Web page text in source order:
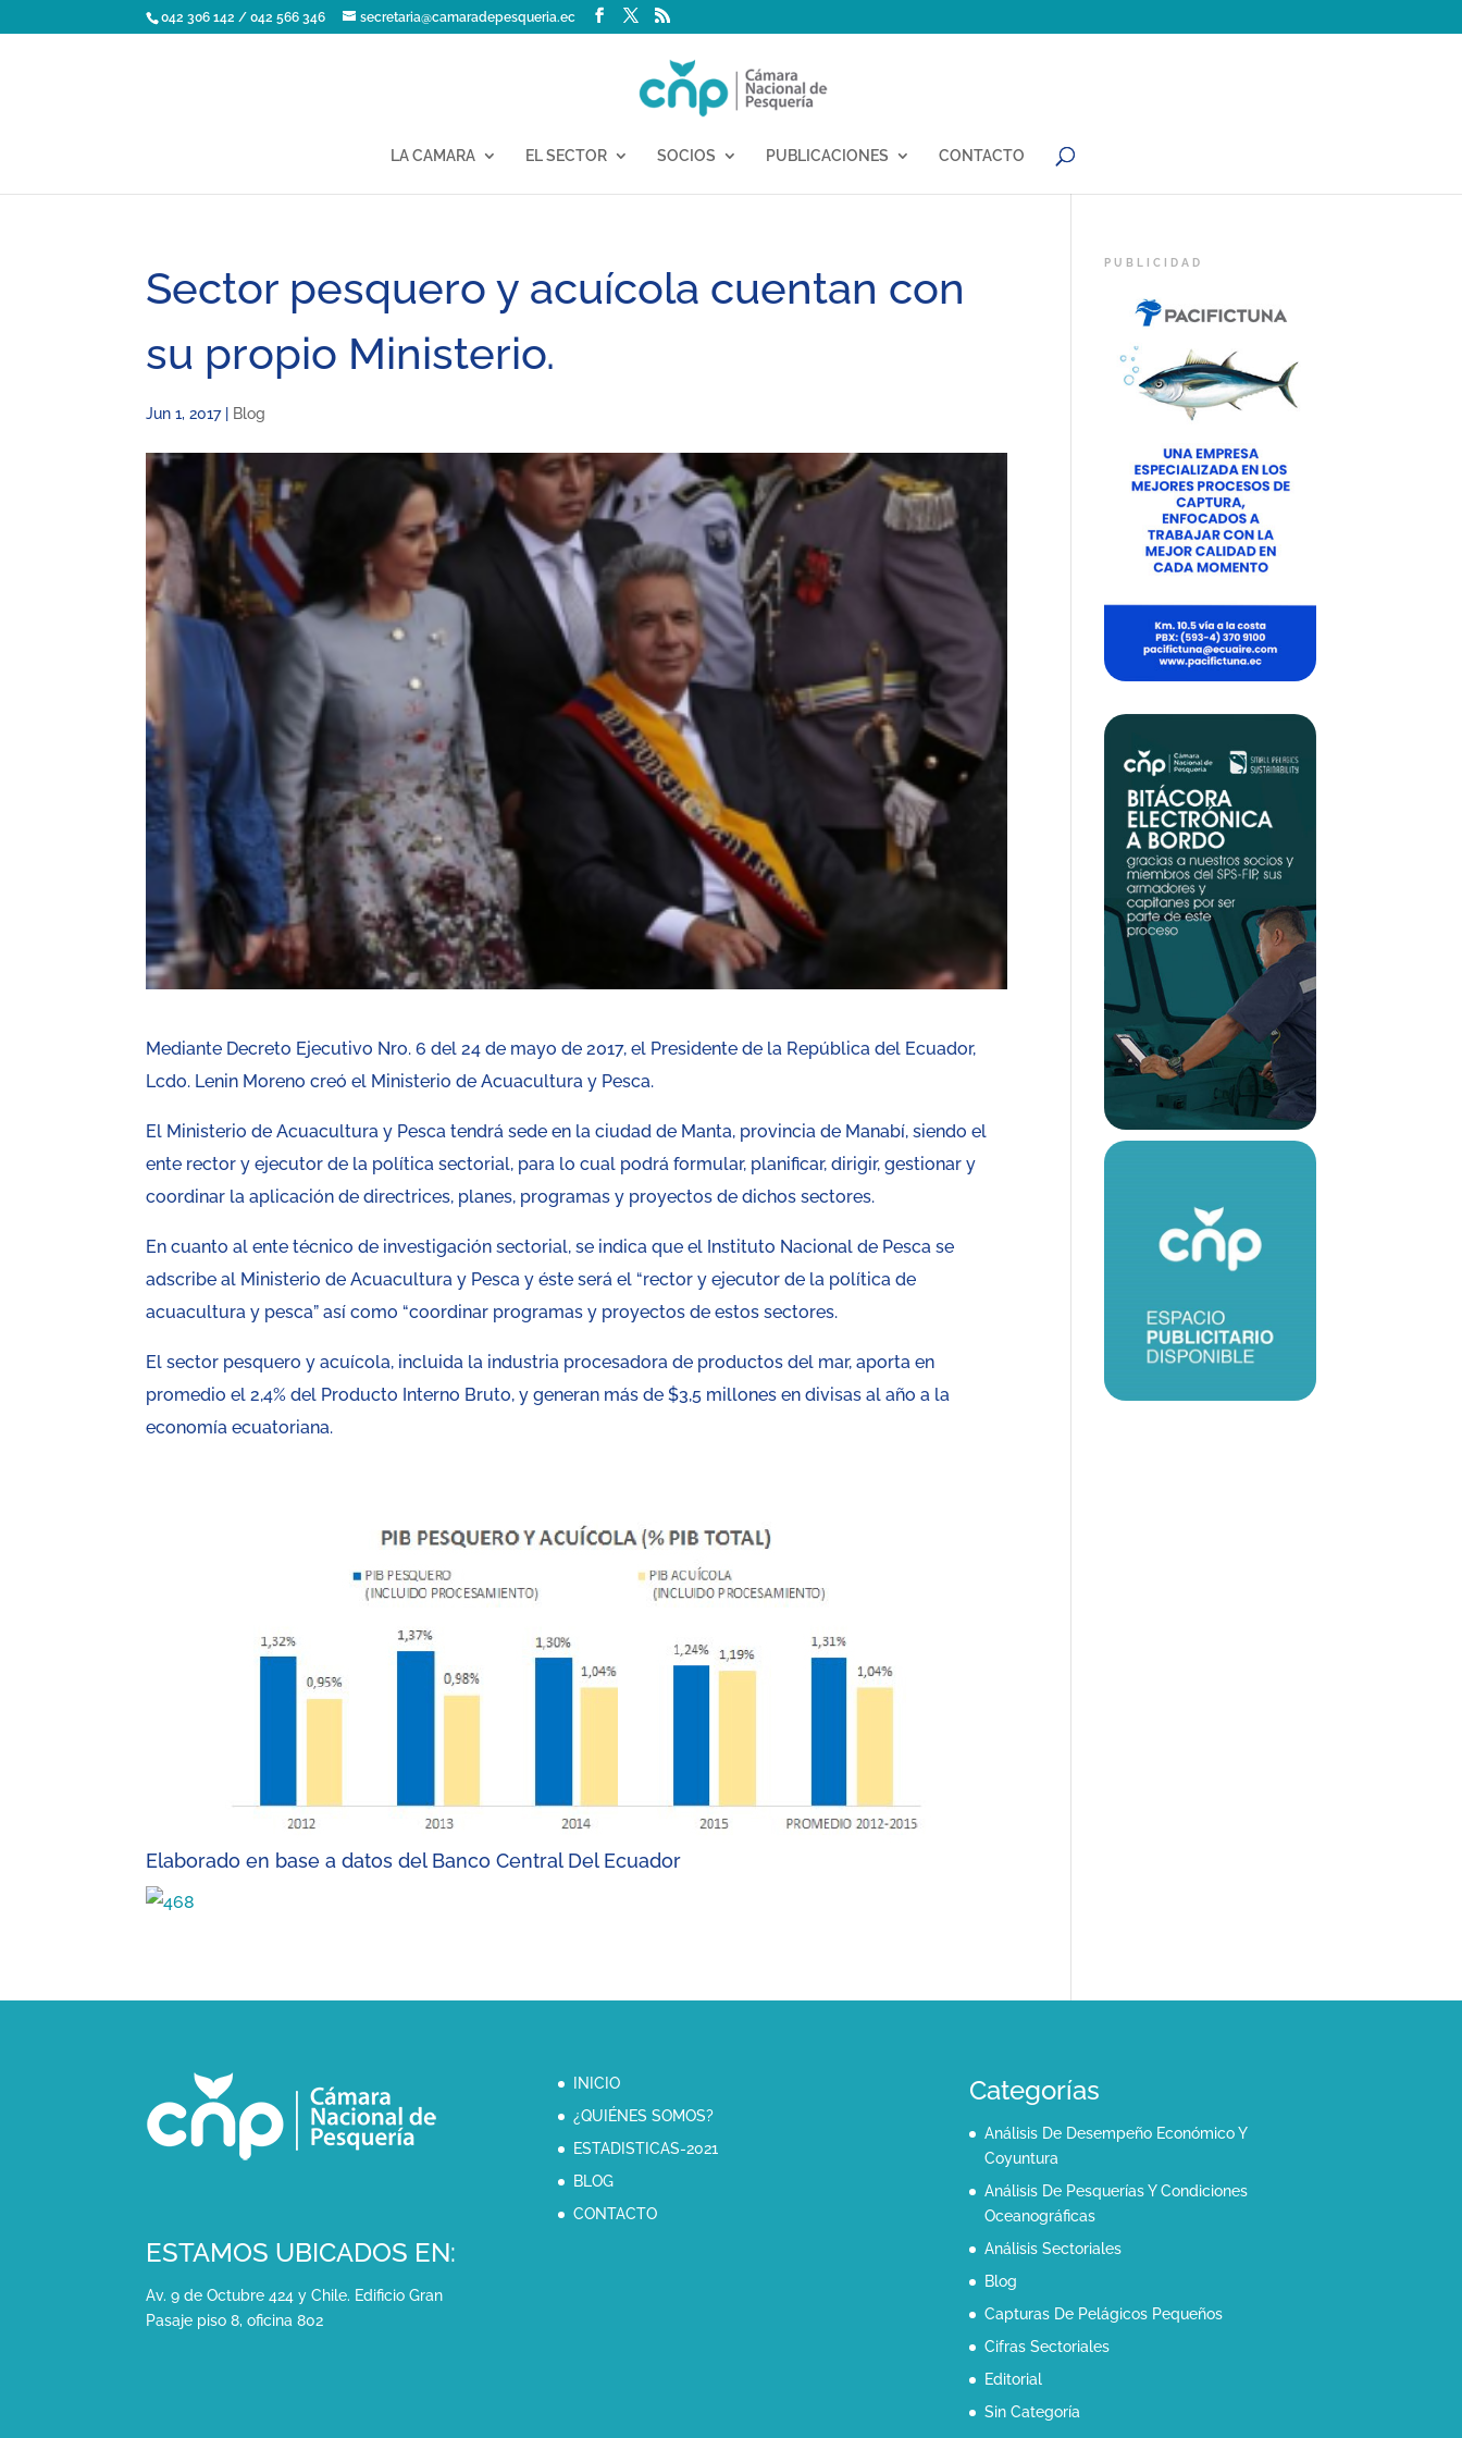
042 306 142 / 042 566 346 secretaria@camaradepesqueria.ec
LA CAMARA EL SECTOR SOCIOS PUBLICACIONES CONTACTO
Sector pesquero y acuícola cuentan con
su propio Ministerio.
Jun 1, 2017| Blog
Mediante Decreto Ejecutivo Nro. 6 del 24 de mayo de 2017, el Presidente de la República del Ecuador,
Lcdo. Lenin Moreno creó el Ministerio de Acuacultura y Pesca.
El Ministerio de Acuacultura y Pesca tendrá sede en la ciudad de Manta, provincia de Manabí, siendo el
ente rector y ejecutor de la política sectorial, para lo cual podrá formular, planificar, dirigir, gestionar y
coordinar la aplicación de directrices, planes, programas y proyectos de dichos sectores.
En cuanto al ente técnico de investigación sectorial, se indica que el Instituto Nacional de Pesca se
adscribe al Ministerio de Acuacultura y Pesca y éste será el “rector y ejecutor de la política de
acuacultura y pesca” así como “coordinar programas y proyectos de estos sectores.
El sector pesquero y acuícola, incluida la industria procesadora de productos del mar, aporta en
promedio el 2,4% del Producto Interno Bruto, y generan más de $3,5 millones en divisas al año a la
economía ecuatoriana.
Elaborado en base a datos del Banco Central Del Ecuador
ESTAMOS UBICADOS EN:
Av. 9 de Octubre 424 y Chile. Edificio Gran
Pasaje piso 8, oficina 802
INICIO
¿QUIÉNES SOMOS?
ESTADISTICAS-2021
BLOG
CONTACTO
Categorías
Análisis De Desempeño Económico Y
Coyuntura
Análisis De Pesquerías Y Condiciones
Oceanográficas
Análisis Sectoriales
Blog
Capturas De Pelágicos Pequeños
Cifras Sectoriales
Editorial
Sin Categoría